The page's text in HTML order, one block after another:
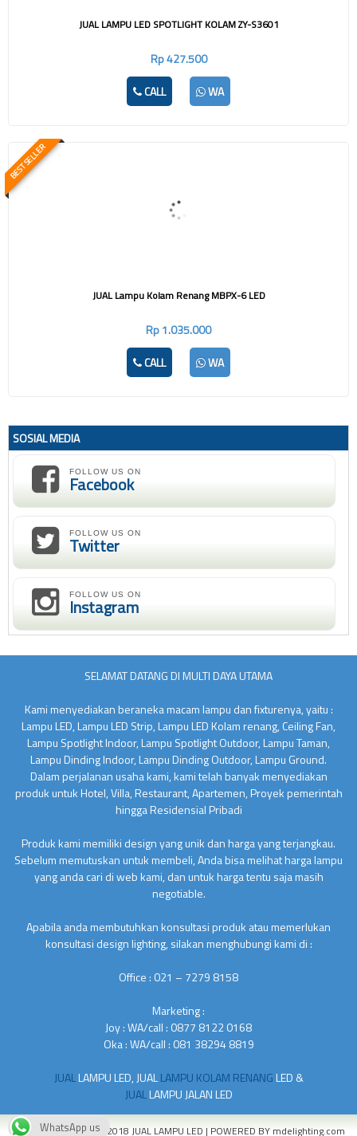
JUAL LAMPU LED SPOTLIGHT KOLAM ZY-S3601
Rp 427.500
CALL
WA
BEST SELLER
JUAL Lampu Kolam Renang MBPX-6 LED
Rp 1.035.000
CALL
WA
SOSIAL MEDIA
FOLLOW US ON
Facebook
FOLLOW US ON
Twitter
FOLLOW US ON
Instagram
SELAMAT DATANG DI MULTI DAYA UTAMA
Kami menyediakan beraneka macam lampu dan fixturenya, yaitu :
Lampu LED, Lampu LED Strip, Lampu LED Kolam renang, Ceiling Fan,
Lampu Spotlight Indoor, Lampu Spotlight Outdoor, Lampu Taman,
Lampu Dinding Indoor, Lampu Dinding Outdoor, Lampu Ground.
Dalam perjalanan usaha kami, kami telah banyak menyediakan
produk untuk Hotel, Villa, Restaurant, Apartemen, Proyek pemerintah
hingga Residensial Pribadi
Produk kami memiliki design yang unik dan harga yang terjangkau.
Sebelum memutuskan untuk membeli, Anda bisa melihat harga lampu
yang anda cari di web kami, dan untuk harga tentu saja masih
negotiable.
Apabila anda membutuhkan konsultasi produk atau memerlukan
konsultasi design lighting, silakan menghubungi kami di :
Office : 021 – 7279 8158
Marketing :
Joy : WA/call : 0877 8122 0168
Oka : WA/call : 081 38294 8819
JUALLAMPU LED, JUALLAMPU KOLAM RENANG LED &
JUALLAMPU JALAN LED
COPYRIGHT © 2010 - 2018 JUAL LAMPU LED | POWERED BY mdelighting.com
WhatsApp us